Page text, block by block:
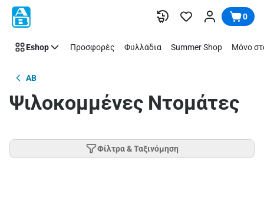
Παράλειψη 0
Eshop Προσφορές Φυλλάδια Summer Shop Μόνο
AB
Ψιλοκομμένες Ντομάτες
Φίλτρα & Ταξινόμηση